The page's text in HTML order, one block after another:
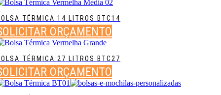
TÉRMICA 14 LITROS BTC14
ORÇAMENTO
TÉRMICA 27 LITROS BTC27
ORÇAMENTO